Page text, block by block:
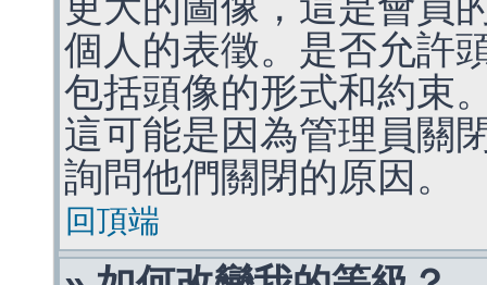
個人的表徵。是否允許
包括頭像的形式和約束
這可能是因為管理員關
詢問他們關閉的原因。
回頂端